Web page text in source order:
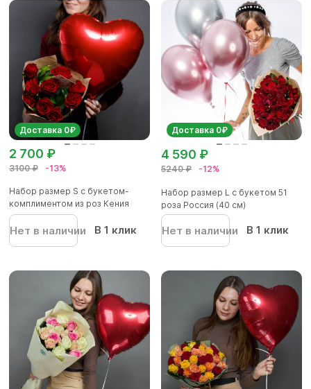
Доставка 0₽
3100 ₽ -13%
2 700 ₽
Набор размер S с букетом-
комплиментом из роз Кения
(50...
Нет в наличии В 1 клик
Доставка 0₽
5240 ₽ -12%
4 590 ₽
Набор размер L с букетом 51
роза Россия (40 см)
Нет в наличии В 1 клик